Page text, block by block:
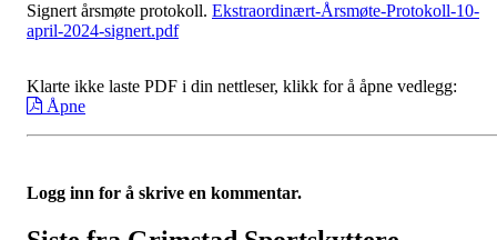
Signert årsmøte protokoll. Ekstraordinært-Årsmøte-Protokoll-10-
april-2024-signert.pdf
Klarte ikke laste PDF i din nettleser, klikk for å åpne vedlegg:
Åpne
Logg inn for å skrive en kommentar.